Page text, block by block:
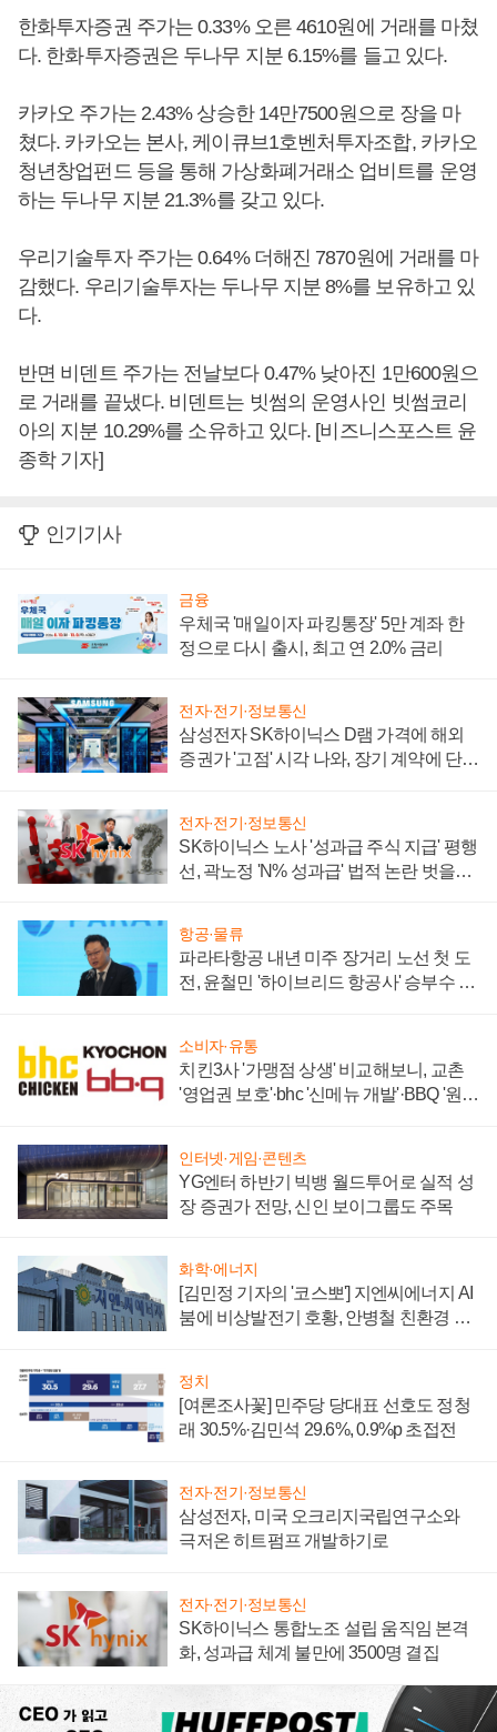
한화투자증권 주가는 0.33% 오른 4610원에 거래를 마쳤
다. 한화투자증권은 두나무 지분 6.15%를 들고 있다.
카카오 주가는 2.43% 상승한 14만7500원으로 장을 마
쳤다. 카카오는 본사, 케이큐브1호벤처투자조합, 카카오
청년창업펀드 등을 통해 가상화폐거래소 업비트를 운영
하는 두나무 지분 21.3%를 갖고 있다.
우리기술투자 주가는 0.64% 더해진 7870원에 거래를 마
감했다. 우리기술투자는 두나무 지분 8%를 보유하고 있
다.
반면 비덴트 주가는 전날보다 0.47% 낮아진 1만600원으
로 거래를 끝냈다. 비덴트는 빗썸의 운영사인 빗썸코리
아의 지분 10.29%를 소유하고 있다. [비즈니스포스트 윤
종학 기자]
인기기사
금융
우체국 '매일이자 파킹통장' 5만 계좌 한
정으로 다시 출시, 최고 연 2.0% 금리
전자·전기·정보통신
삼성전자 SK하이닉스 D램 가격에 해외
증권가 '고점' 시각 나와, 장기 계약에 단점
전자·전기·정보통신
SK하이닉스 노사 '성과급 주식 지급' 평행
선, 곽노정 'N% 성과급' 법적 논란 벗을지
항공·물류
파라타항공 내년 미주 장거리 노선 첫 도
전, 윤철민 '하이브리드 항공사' 승부수 통
소비자·유통
치킨3사 '가맹점 상생' 비교해보니, 교촌
'영업권 보호'·bhc '신메뉴 개발'·BBQ '원가
인터넷·게임·콘텐츠
YG엔터 하반기 빅뱅 월드투어로 실적 성
장 증권가 전망, 신인 보이그룹도 주목
화학·에너지
[김민정 기자의 '코스뽀'] 지엔씨에너지 AI
붐에 비상발전기 호황, 안병철 친환경 에
정치
[여론조사꽃] 민주당 당대표 선호도 정청
래 30.5%·김민석 29.6%, 0.9%p 초접전
전자·전기·정보통신
삼성전자, 미국 오크리지국립연구소와
극저온 히트펌프 개발하기로
전자·전기·정보통신
SK하이닉스 통합노조 설립 움직임 본격
화, 성과급 체계 불만에 3500명 결집